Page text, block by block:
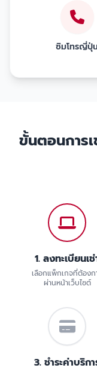
ซิมโทรญี่ปุ่
ขั้นตอนการ
1. ลงทะเบียนเช่
เลือกแพ็กเกจที่ต้องก
ผ่านหน้าเว็บไซต์
3. ชำระค่าบริก